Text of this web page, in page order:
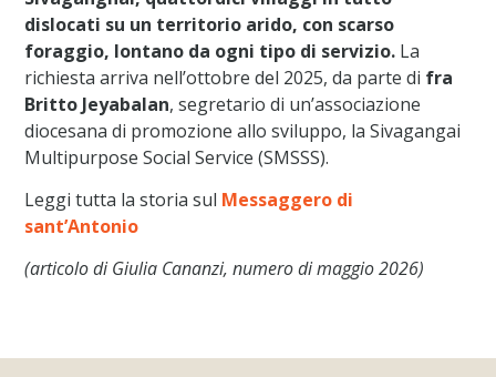
dislocati su un territorio arido, con scarso
foraggio, lontano da ogni tipo di servizio. La
richiesta arriva nell’ottobre del 2025, da parte di fra
Britto Jeyabalan, segretario di un’associazione
diocesana di promozione allo sviluppo, la Sivagangai
Multipurpose Social Service (SMSSS).
Leggi tutta la storia sul Messaggero di
sant’Antonio
(articolo di Giulia Cananzi, numero di maggio 2026)